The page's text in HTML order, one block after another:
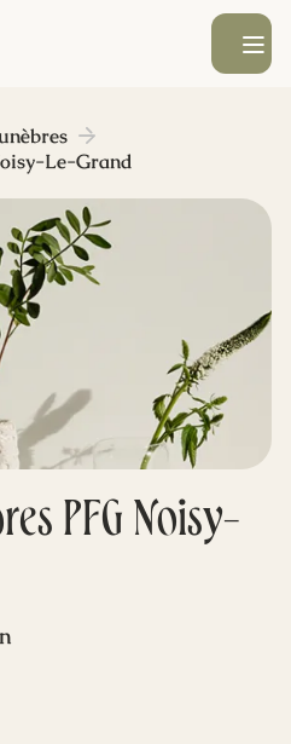
volontés
Ouvrir le
PFG Noisy-
Le-Grand